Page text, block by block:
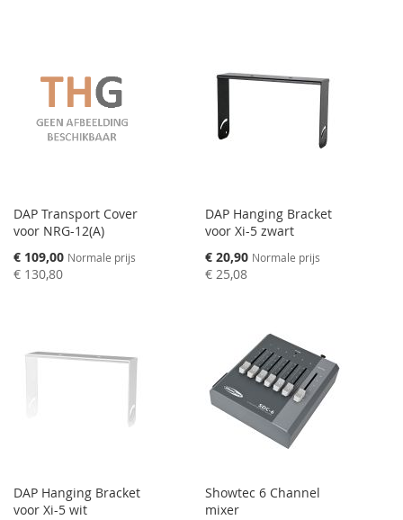
DAP Transport Cover
voor NRG-12(A)
Speciale
prijs
€ 109,00 Normale prijs
€ 130,80
DAP Hanging Bracket
voor Xi-5 zwart
Speciale
prijs
€ 20,90 Normale prijs
€ 25,08
DAP Hanging Bracket
voor Xi-5 wit
Showtec 6 Channel
mixer